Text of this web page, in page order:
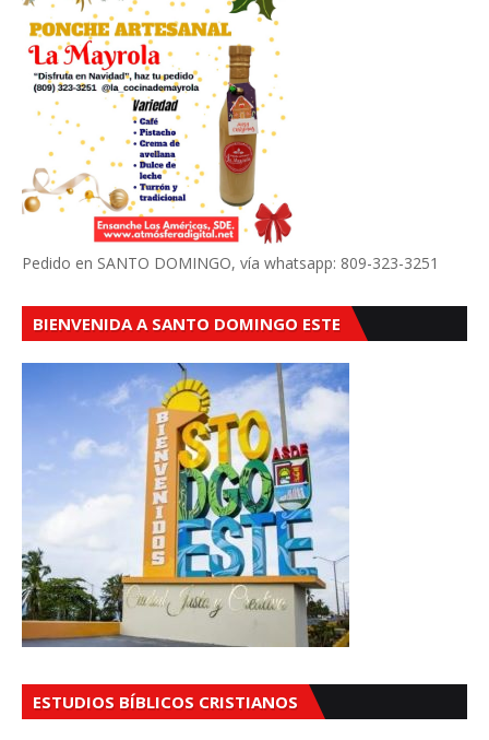
Pedido en SANTO DOMINGO, vía whatsapp: 809-323-3251
BIENVENIDA A SANTO DOMINGO ESTE
ESTUDIOS BÍBLICOS CRISTIANOS